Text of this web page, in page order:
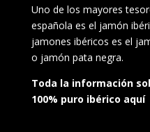
Uno de los mayores
española es el jamón
jamones ibéricos es el
o jamón pata negra.
Toda la información
100% puro ibérico aquí